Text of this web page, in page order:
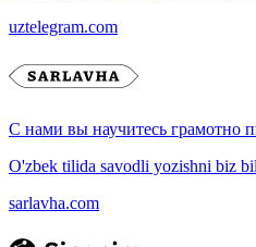
uztelegram.com
С нами вы научитесь грамотно
O'zbek tilida savodli yozishni biz
sarlavha.com